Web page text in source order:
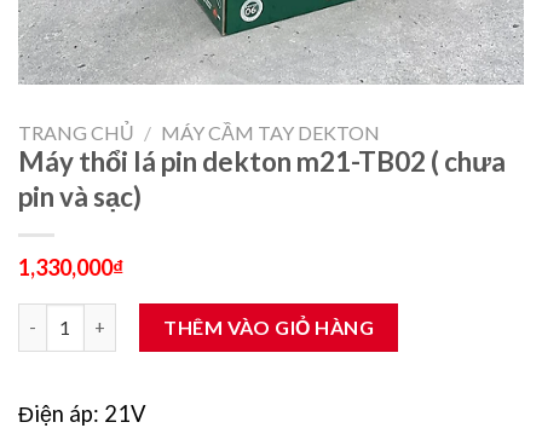
TRANG CHỦ / MÁY CẦM TAY DEKTON
Máy thổi lá pin dekton m21-TB02 ( chưa
pin và sạc)
1,330,000₫
Máy thổi lá pin dekton m21-TB02 ( chưa pin và sạc) số lượng
THÊM VÀO GIỎ HÀNG
Điện áp: 21V